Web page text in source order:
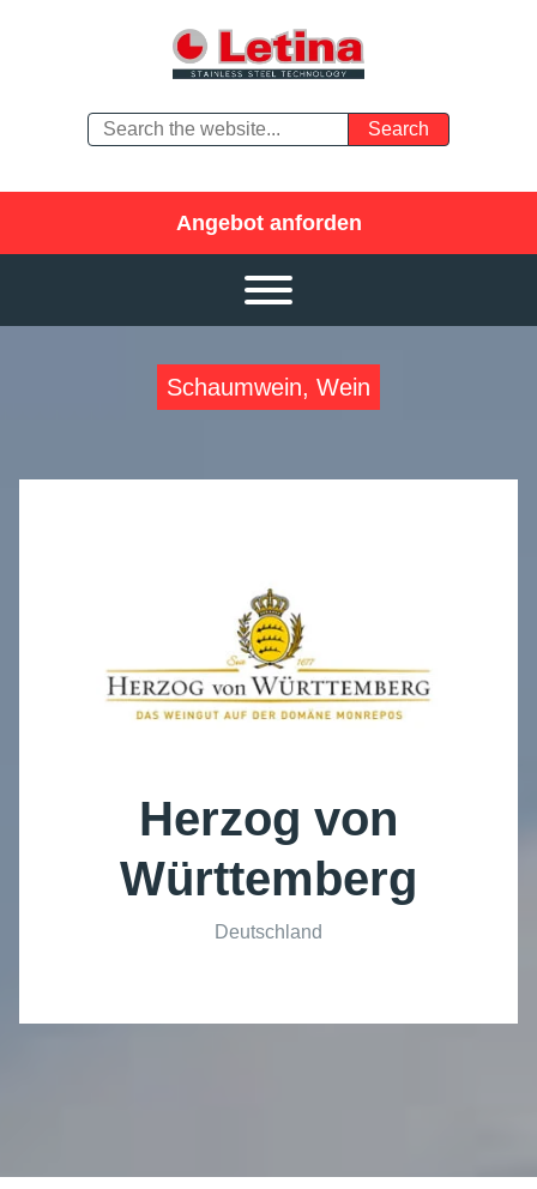
Angebot anforden
Schaumwein, Wein
Herzog von
Württemberg
Deutschland